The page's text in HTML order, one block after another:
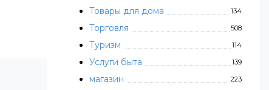
Товары для дома 134
Торговля 508
Туризм 114
Услуги быта 139
магазин 223